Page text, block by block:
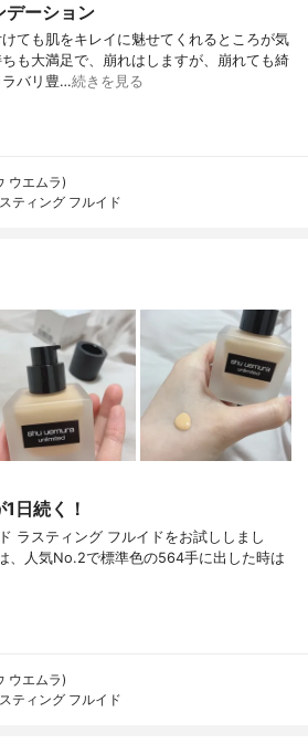
デーション
ても肌をキレイに魅せてくれるところが気
も大満足で、崩れはしますが、崩れても綺
ラバリ豊…続きを見る
ウエムラ)
ティング フルイド
日続く！
ラスティング フルイドをお試ししまし
、人気No.2で標準色の564手に出した時は
ウエムラ)
ティング フルイド